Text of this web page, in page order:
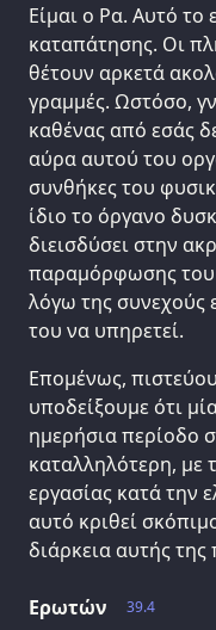
Είμαι ο Ρα. Αυτό το
καταπάτησης. Οι
θέτουν αρκετά
γραμμές. Ωστόσο,
καθένας από εσάς
αύρα αυτού του
συνθήκες του
ίδιο το όργανο
διεισδύσει στην
παραμόρφωσης του
λόγω της συνεχούς
του να υπηρετεί.
Επομένως,
υποδείξουμε ότι
ημερήσια περίοδο
καταλληλότερη, με
εργασίας κατά την
αυτό κριθεί
διάρκεια αυτής
39.4
Ερωτών